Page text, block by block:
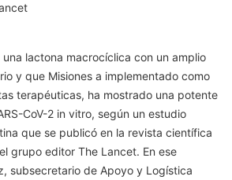
lactona macrocíclica con un amplio
y que Misiones a implementado como
terapéuticas, ha mostrado una potente
CoV-2 in vitro, según un estudio
que se publicó en la revista científica
grupo editor The Lancet. En ese
subsecretario de Apoyo y Logística